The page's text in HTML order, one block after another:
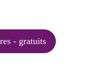
- gratuits